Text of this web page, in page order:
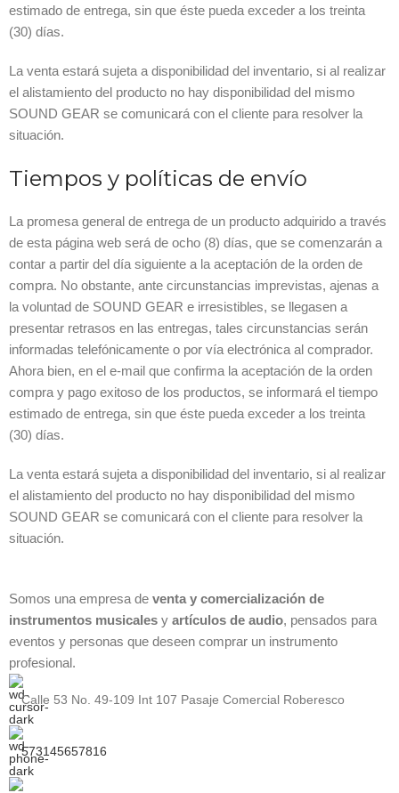
estimado de entrega, sin que éste pueda exceder a los treinta
(30) días.
La venta estará sujeta a disponibilidad del inventario, si al realizar
el alistamiento del producto no hay disponibilidad del mismo
SOUND GEAR se comunicará con el cliente para resolver la
situación.
Tiempos y políticas de envío
La promesa general de entrega de un producto adquirido a través
de esta página web será de ocho (8) días, que se comenzarán a
contar a partir del día siguiente a la aceptación de la orden de
compra. No obstante, ante circunstancias imprevistas, ajenas a
la voluntad de SOUND GEAR e irresistibles, se llegasen a
presentar retrasos en las entregas, tales circunstancias serán
informadas telefónicamente o por vía electrónica al comprador.
Ahora bien, en el e-mail que confirma la aceptación de la orden
compra y pago exitoso de los productos, se informará el tiempo
estimado de entrega, sin que éste pueda exceder a los treinta
(30) días.
La venta estará sujeta a disponibilidad del inventario, si al realizar
el alistamiento del producto no hay disponibilidad del mismo
SOUND GEAR se comunicará con el cliente para resolver la
situación.
Somos una empresa de venta y comercialización de
instrumentos musicales y artículos de audio, pensados para
eventos y personas que deseen comprar un instrumento
profesional.
Calle 53 No. 49-109 Int 107 Pasaje Comercial Roberesco
573145657816